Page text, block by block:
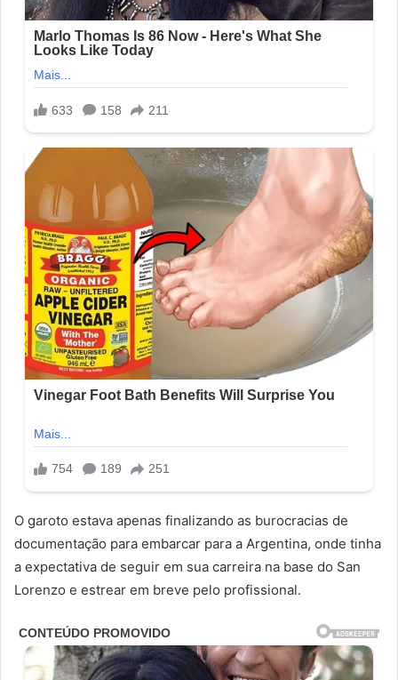
O garoto estava apenas finalizando as burocracias de
documentação para embarcar para a Argentina, onde tinha
a expectativa de seguir em sua carreira na base do San
Lorenzo e estrear em breve pelo profissional.